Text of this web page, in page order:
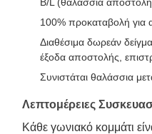
100% προκαταβολή για
Διαθέσιμα δωρεάν
έξοδα αποστολής,
Συνιστάται θαλάσσια
Λεπτομέρειες
Κάθε γωνιακό κομμάτι